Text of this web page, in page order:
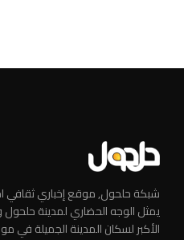
شبكة حلحول, موقع إخباري
يمثل الوجه الحضاري لمدينة حلحول
الأكبر لسكان المدينة الجميلة في